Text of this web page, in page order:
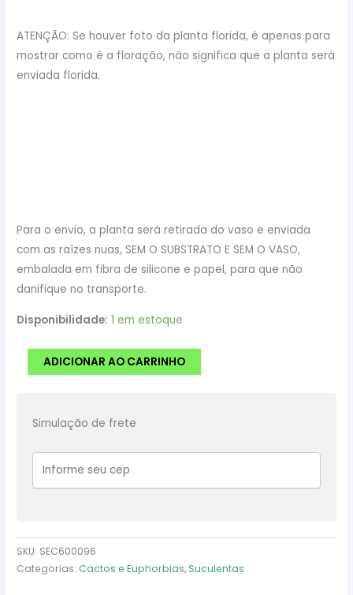
ATENÇÃO: Se houver foto da planta florida, é apenas para
mostrar como é a floração, não significa que a planta será
enviada florida.
Para o envio, a planta será retirada do vaso e enviada
com as raízes nuas, SEM O SUBSTRATO E SEM O VASO,
embalada em fibra de silicone e papel, para que não
danifique no transporte.
Disponibilidade: 1 em estoque
Trichocereus
Bridgesii
‘Cacto
ADICIONAR AO CARRINHO
Simulação de frete
SKU: SEC600096
Categorias: Cactos e Euphorbias, Suculentas